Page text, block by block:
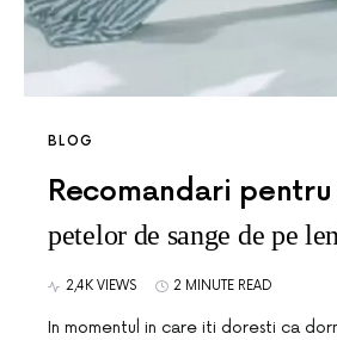
BLOG
Recomandari
petelor de sange de pe
2,4K VIEWS 2 MINUTE READ
In momentul in care iti doresti ca